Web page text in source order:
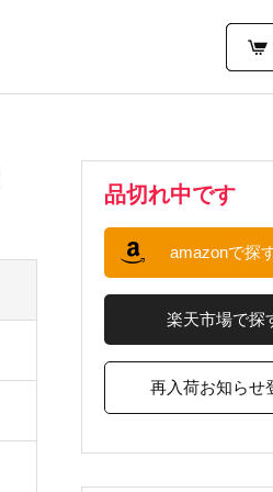
品切れ中です
amazonで探
楽天市場で探
再入荷お知らせ